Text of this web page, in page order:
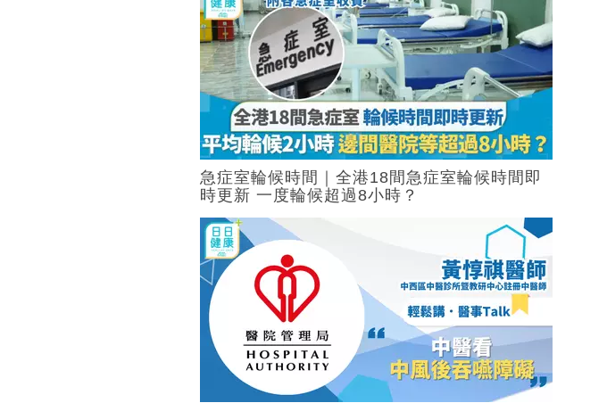
急症室輪候時間｜全港18間急症室輪候時間即
時更新 一度輪候超過8小時？